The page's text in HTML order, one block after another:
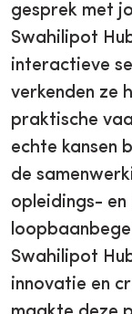
gesprek met
Swahilipot
interactieve
verkenden ze
praktische
echte kansen
de
opleidings-
Swahilipot
innovatie en